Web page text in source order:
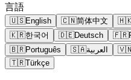
言語
🇺🇸English 🇨🇳简体中文
🇰🇷한국어 🇩🇪Deutsch 🇫🇷
🇧🇷Português 🇸🇦العربية
🇹🇷Türkçe